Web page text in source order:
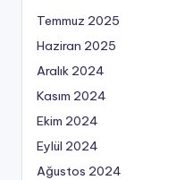
Temmuz 2025
Haziran 2025
Aralık 2024
Kasım 2024
Ekim 2024
Eylül 2024
Ağustos 2024